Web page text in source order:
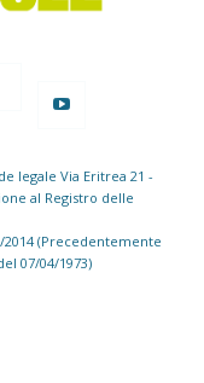
legale Via Eritrea 21 -
al Registro delle
(Precedentemente
07/04/1973)